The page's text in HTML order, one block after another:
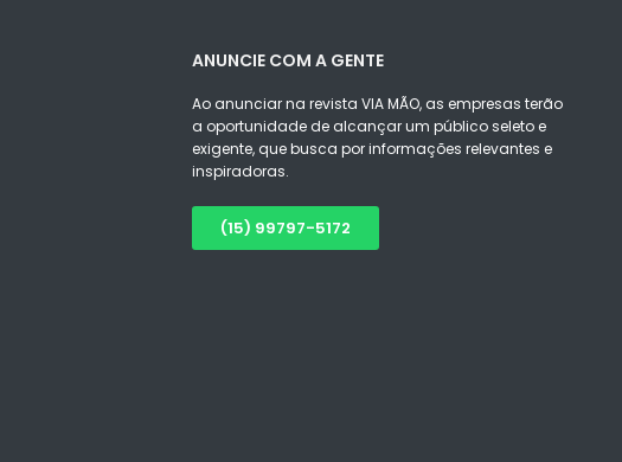
ANUNCIE COM A GENTE
Ao anunciar na revista VIA MÃO, as empresas terão
a oportunidade de alcançar um público seleto e
exigente, que busca por informações relevantes e
inspiradoras.
(15) 99797-5172